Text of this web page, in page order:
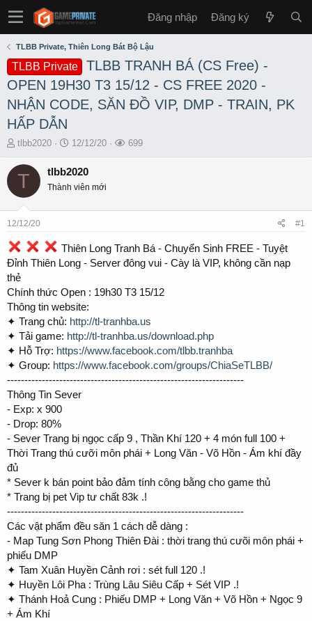
Đăng nhập Đăng ký
TLBB Private, Thiên Long Bát Bộ Lậu
TLBB Private
TLBB TRANH BÁ (CS Free) -
OPEN 19H30 T3 15/12 - CS FREE 2020 -
NHẬN CODE, SĂN ĐỒ VIP, DMP - TRAIN, PK
HẤP DẪN
T
r
s
a
r
t
e
r
tlbb2020
S
a
e
12/12/20
L
699
T tlbb2020
Thành viên mới
12/12/20 #1
Thiên Long Tranh Bá - Chuyển Sinh FREE - Tuyệt
Đỉnh Thiên Long - Server đông vui - Cày là VIP, không cần nạp
thẻ
Chính thức Open : 19h30 T3 15/12
Thông tin website:
✦ Trang chủ: http://tl-tranhba.us
✦ Tải game: http://tl-tranhba.us/download.php
✦ Hỗ Trợ: https://www.facebook.com/tlbb.tranhba
✦ Group: https://www.facebook.com/groups/ChiaSeTLBB/
--------------------------------------------------------------------
Thông Tin Sever
- Exp: x 900
- Drop: 80%
- Sever Trang bị ngọc cấp 9 , Thần Khí 120 + 4 món full 100 +
Thời Trang thú cưỡi môn phái + Long Văn - Võ Hồn - Ám khí đầy
đủ
* Sever k bán point bảo đảm tính công bằng cho game thủ
* Trang bị pet Vip tư chất 83k .!
--------------------------------------------------------------------
Các vật phẩm đều săn 1 cách dễ dàng :
- Map Tung Sơn Phong Thiên Đài : thời trang thú cưõi môn phái +
phiếu DMP
✦ Tam Xuân Huyền Cảnh rơi : sét full 120 .!
✦ Huyền Lôi Pha : Trùng Lâu Siêu Cấp + Sét VIP .!
✦ Thánh Hoả Cung : Phiếu DMP + Long Văn + Võ Hồn + Ngọc 9
+ Ám Khí